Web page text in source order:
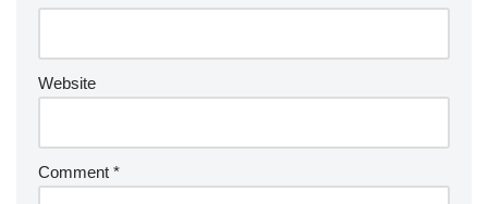
Website
Comment *